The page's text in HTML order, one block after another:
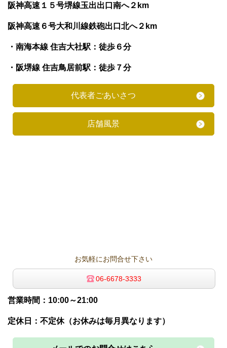
阪神高速１５号堺線玉出出口南へ２km
阪神高速６号大和川線鉄砲出口北へ２km
・南海本線 住吉大社駅：徒歩６分
・阪堺線 住吉鳥居前駅：徒歩７分
代表者ごあいさつ
店舗風景
お気軽にお問合せ下さい
06-6678-3333
営業時間：10:00～21:00
定休日：不定休（お休みは毎月異なります）